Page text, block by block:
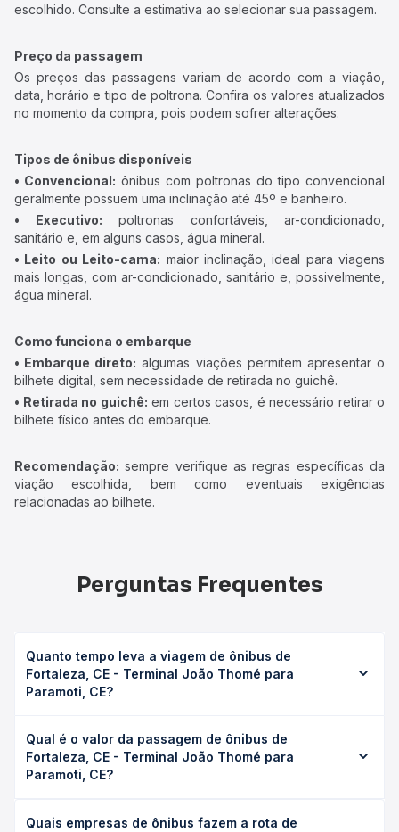
escolhido. Consulte a estimativa ao selecionar sua passagem.
Preço da passagem
Os preços das passagens variam de acordo com a viação,
data, horário e tipo de poltrona. Confira os valores atualizados
no momento da compra, pois podem sofrer alterações.
Tipos de ônibus disponíveis
• Convencional: ônibus com poltronas do tipo convencional
geralmente possuem uma inclinação até 45º e banheiro.
• Executivo: poltronas confortáveis, ar-condicionado,
sanitário e, em alguns casos, água mineral.
• Leito ou Leito-cama: maior inclinação, ideal para viagens
mais longas, com ar-condicionado, sanitário e, possivelmente,
água mineral.
Como funciona o embarque
• Embarque direto: algumas viações permitem apresentar o
bilhete digital, sem necessidade de retirada no guichê.
• Retirada no guichê: em certos casos, é necessário retirar o
bilhete físico antes do embarque.
Recomendação: sempre verifique as regras específicas da
viação escolhida, bem como eventuais exigências
relacionadas ao bilhete.
Perguntas Frequentes
Quanto tempo leva a viagem de ônibus de
Fortaleza, CE - Terminal João Thomé para
Paramoti, CE?
Thomé para Paramoti, CE leva em média 2h 23min,
podendo variar conforme a viação, o tipo de serviço
(convencional, executivo ou leito) e as condições de
Qual é o valor da passagem de ônibus de
Fortaleza, CE - Terminal João Thomé para
Paramoti, CE?
Terminal João Thomé para Paramoti, CE custa em média
Quais empresas de ônibus fazem a rota de